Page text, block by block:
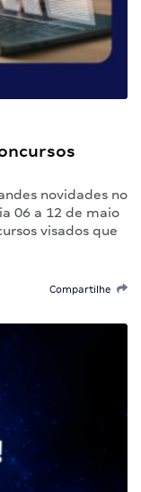
novidades no
06 a 12 de maio
visados que
Compartilhe